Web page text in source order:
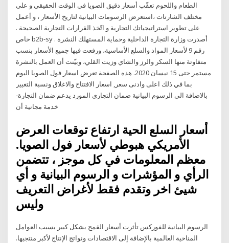
الطعام واللحوم تعقّب أسعار دقيق الصويا في الوقت الحقيقي و على
مختلف الشارتات ،استعرض الرسومات البيانية لتاريخ الأسعار ، و أعمل
على تطوير استراتيجياتك التجارية و اتّخذ القرارات التجارية الصحيحة .
خاص b2b-sy . أصدرت وزارة التجارة الداخلية وحماية المستهلك النشرة
رقم 9 لأسعار المواد والسلع الأساسية، ورفعت فيها جميع الأسعار بنسب
متفاوتة منها السكر والرز والشاي وزيت القلي، وبيّنت أن العمل بالنشرة
مستمر حتى 15 نيسان 2020. هذه الصفحة تعرض اسعار فول الصويا اليوم
بما في ذلك اعلى وادنى سعر, اسعار الافتتاح والاغلاق ونسبة التغيير
بالاضافة الى الرسوم البيانية ضمان التجاري المورد يدعم ضمان التجارة-
خدمة مجانية أن
أسعار السلع الحية ارتفاع توقعات العرض
الأمريكي هبوطي لأسعار فول الصويا.
معظم المعلومات في كل موجز ، تتضمن
الرأي و المؤشرات و الرسوم البيانية و أي
شيئ اخر وتقدم فقط لأغراض التعريف
وليس
الرسوم البيانية للفوركس تأثرت أسعار القمح بشكل كبير بسبب العوامل
المناخية العالمية بالإضافة إلى الاقتصادات ونواتج الإنتاج لأكبر منتجيها.